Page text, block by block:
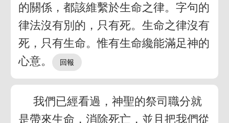
的關係，都該維繫於生命之律。字句的
律法沒有別的，只有死。生命之律沒有
死，只有生命。惟有生命纔能滿足神的
心意。
我們已經看過，神聖的祭司職分就
是帶來生命，消除死亡，並且把我們從